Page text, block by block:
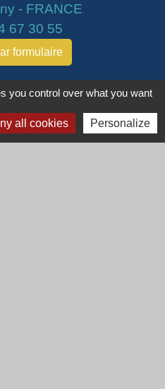
- FRANCE
67 30 55
formulaire
- 18h30
- 12h00
you control over what you want
all cookies Personalize